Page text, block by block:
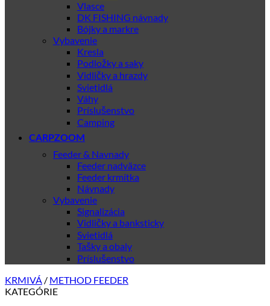
Vlasce
DK FISHING návnady
Bójky a markre
Vybavenie
Kresla
Podložky a saky
Vidličky a hrazdy
Svietidlá
Váhy
Príslušenstvo
Camping
CARPZOOM
Feeder & Navnady
Feeder nadväzce
Feeder krmítka
Návnady
Vybavenie
Signalizácia
Vidličky a banksticky
Svietidlá
Tašky a obaly
Príslušenstvo
KRMIVÁ / METHOD FEEDER
KATEGÓRIE